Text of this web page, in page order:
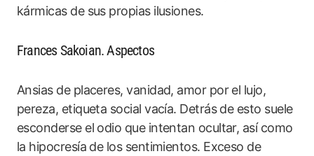
kármicas de sus propias ilusiones.
Frances Sakoian. Aspectos
Ansias de placeres, vanidad, amor por el lujo,
pereza, etiqueta social vacía. Detrás de esto suele
esconderse el odio que intentan ocultar, así como
la hipocresía de los sentimientos. Exceso de